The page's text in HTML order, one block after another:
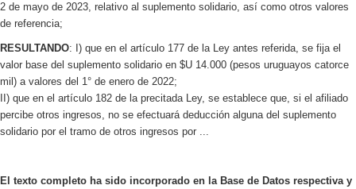
2 de mayo de 2023, relativo al suplemento solidario, así como otros valores
de referencia;
RESULTANDO: I) que en el artículo 177 de la Ley antes referida, se fija el
valor base del suplemento solidario en $U 14.000 (pesos uruguayos catorce
mil) a valores del 1° de enero de 2022;
II) que en el artículo 182 de la precitada Ley, se establece que, si el afiliado
percibe otros ingresos, no se efectuará deducción alguna del suplemento
solidario por el tramo de otros ingresos por ...
El texto completo ha sido incorporado en la Base de Datos respectiva y